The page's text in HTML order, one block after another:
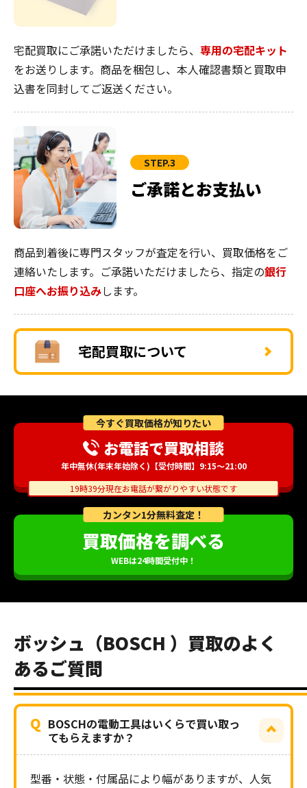
宅配買取にご承諾いただけましたら、 専用の宅配キット
をお送りします。商品を梱包し、本人確認書類と買取申
込書を同封してご返送ください。
STEP.3
ご承諾とお支払い
商品到着後に専門スタッフが査定を行い、買取価格をご
連絡いたします。ご承諾いただけましたら、指定の銀行
口座へお振り込みします。
宅配買取について
カンタン1分無料査定！
買取価格を調べる
WEBは24時間受付中！
今すぐ買取価格が知りたい
お電話で買取相談
年中無休(年末年始除く)【受付時間】9:15～21:00
19時39分現在お電話が繋がりやすい状態です
ボッシュ（BOSCH ）買取のよく
あるご質問
Q BOSCHの電動工具はいくらで買い取っ
てもらえますか？
型番・状態・付属品により幅がありますが、人気